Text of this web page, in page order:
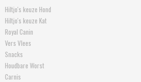
Hiltjo's keuze Hond
Hiltjo's keuze Kat
Royal Canin
Vers Vlees
Snacks
Houdbare Worst
Carnis